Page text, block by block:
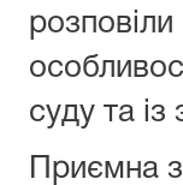
суду та
Приємна